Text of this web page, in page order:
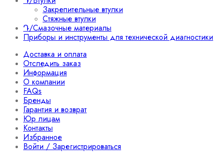
Закрепительные втулки
Стяжные втулки
Դ/Смазочные материалы
Приборы и инструменты для технической диагностики
Доставка и оплата
Отследить заказ
Информация
О компании
FAQs
Бренды
Гарантия и возврат
Юр лицам
Контакты
Избранное
Войти / Зарегистрироваться